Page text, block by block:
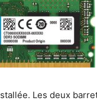
Les deux